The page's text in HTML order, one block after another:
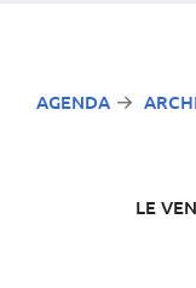
AGENDA →
LE